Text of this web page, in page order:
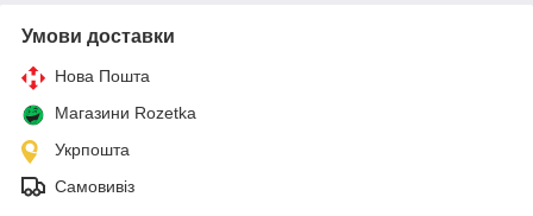
Умови доставки
Нова Пошта
Магазини Rozetka
Укрпошта
Самовивіз